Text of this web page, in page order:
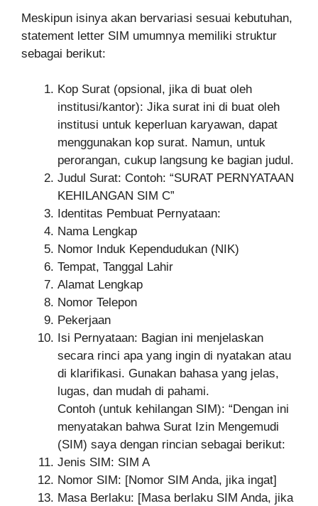
Meskipun isinya akan bervariasi sesuai kebutuhan,
statement letter SIM umumnya memiliki struktur
sebagai berikut:
Kop Surat (opsional, jika di buat oleh
institusi/kantor): Jika surat ini di buat oleh
institusi untuk keperluan karyawan, dapat
menggunakan kop surat. Namun, untuk
perorangan, cukup langsung ke bagian judul.
Judul Surat: Contoh: “SURAT PERNYATAAN
KEHILANGAN SIM C”
Identitas Pembuat Pernyataan:
Nama Lengkap
Nomor Induk Kependudukan (NIK)
Tempat, Tanggal Lahir
Alamat Lengkap
Nomor Telepon
Pekerjaan
Isi Pernyataan: Bagian ini menjelaskan
secara rinci apa yang ingin di nyatakan atau
di klarifikasi. Gunakan bahasa yang jelas,
lugas, dan mudah di pahami.
Contoh (untuk kehilangan SIM): “Dengan ini
menyatakan bahwa Surat Izin Mengemudi
(SIM) saya dengan rincian sebagai berikut:
Jenis SIM: SIM A
Nomor SIM: [Nomor SIM Anda, jika ingat]
Masa Berlaku: [Masa berlaku SIM Anda, jika